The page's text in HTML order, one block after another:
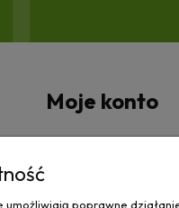
Moje konto
umożliwiają poprawne